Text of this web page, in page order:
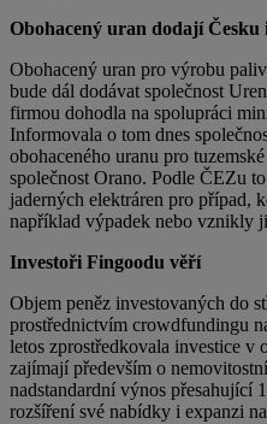
Obohacený uran dodají Česku
Obohacený uran pro výrobu
bude dál dodávat společnost
firmou dohodla na spolupráci
Informovala o tom dnes
obohaceného uranu pro
společnost Orano. Podle ČEZu
jaderných elektráren pro případ,
například výpadek nebo vznikly
Investoři Fingoodu věří
Objem peněz investovaných do
prostřednictvím crowdfundingu
letos zprostředkovala investice
zajímají především o
nadstandardní výnos přesahující
rozšíření své nabídky i expanzi